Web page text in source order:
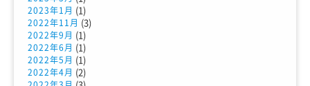
2023年1月 (1)
2022年11月 (3)
2022年9月 (1)
2022年6月 (1)
2022年5月 (1)
2022年4月 (2)